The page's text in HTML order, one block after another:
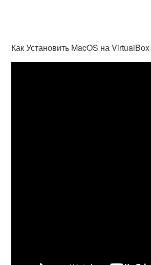
Как Установить MacOS на VirtualBox